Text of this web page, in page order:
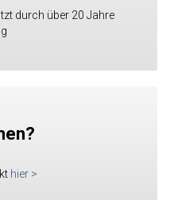
durch über 20 Jahre
hier >